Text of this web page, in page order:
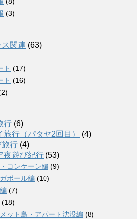
(8)
(3)
関連 (63)
ト (17)
ト (16)
行 (6)
行（パタヤ2回目）
(4)
旅行 (4)
夜遊び紀行 (53)
コンケーン編 (9)
ポール編 (10)
(7)
(18)
ット島・アパート沈没編 (8)